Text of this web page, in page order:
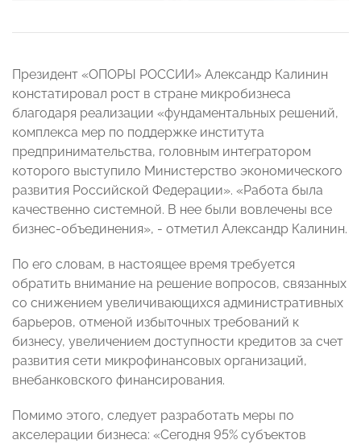
Президент «ОПОРЫ РОССИИ» Александр Калинин
констатировал рост в стране микробизнеса
благодаря реализации «фундаментальных решений,
комплекса мер по поддержке института
предпринимательства, головным интегратором
которого выступило Министерство экономического
развития Российской Федерации». «Работа была
качественно системной. В нее были вовлечены все
бизнес-объединения», - отметил Александр Калинин.
По его словам, в настоящее время требуется
обратить внимание на решение вопросов, связанных
со снижением увеличивающихся административных
барьеров, отменой избыточных требований к
бизнесу, увеличением доступности кредитов за счет
развития сети микрофинансовых организаций,
внебанковского финансирования.
Помимо этого, следует разработать меры по
акселерации бизнеса: «Сегодня 95% субъектов